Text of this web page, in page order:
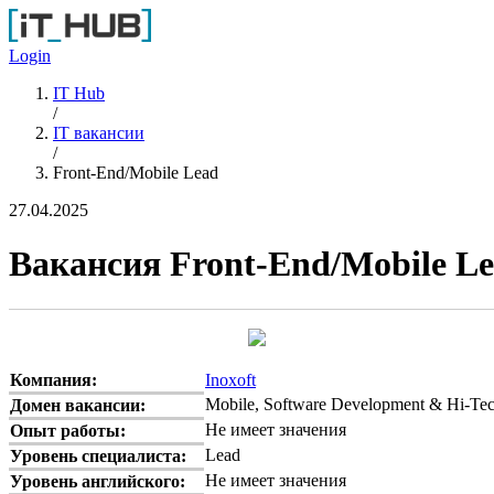
Перейти к основному содержанию
Login
IT Hub
/
IT вакансии
/
Front-End/Mobile Lead
27.04.2025
Вакансия Front-End/Mobile
Компания:
Inoxoft
Домен вакансии:
Mobile, Software Development & Hi-
Опыт работы:
Не имеет значения
Уровень специалиста:
Lead
Уровень английского:
Не имеет значения